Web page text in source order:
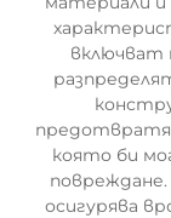
включват
която би
осигурява